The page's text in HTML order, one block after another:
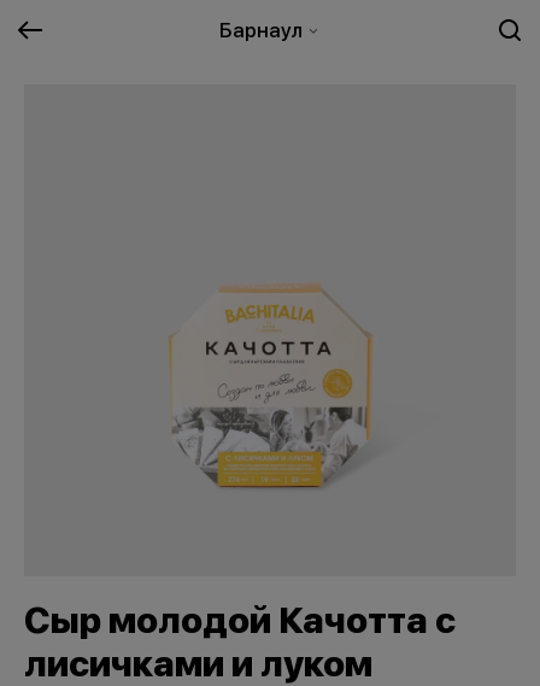
Барнаул
Сыр молодой Качотта с
лисичками и луком